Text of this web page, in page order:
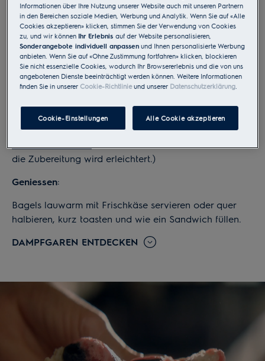
Stunde gehen lassen.
Auf dasProfiblechlegen und mit der
Brotbackfunktion imSteamerbacken: 10 min bei 150°C,
danach Temperatur auf 200°C erhöhen und noch 10
min weiter backen.
knapp siedendem Wasser ca 2 min vorgegart,
abgetropft und dann mit Ei bestrichen. Mit der
die Zubereitung wird erleichtert.)
Geniessen:
Bagels lauwarm mit Frischkäse servieren oder quer
halbieren, kurz toasten und wie ein Sandwich füllen.
DAMPFGAREN ENTDECKEN
Informationen über Ihre Nutzung unserer Website auch mit unseren Partnern
in den Bereichen soziale Medien, Werbung und Analytik. Wenn Sie auf «Alle
Cookies akzeptieren» klicken, stimmen Sie der Verwendung von Cookies
zu, und wir können Ihr Erlebnisauf der Website personalisieren,
Sonderangebote individuell anpassen und Ihnen personalisierte Werbung
anbieten. Wenn Sie auf «Ohne Zustimmung fortfahren» klicken, blockieren
Sie nicht essenzielle Cookies, wodurch Ihr Browsererlebnis und die von uns
angebotenen Dienste beeinträchtigt werden können. Weitere Informationen
finden Sie in unserer Cookie-Richtlinieund unserer Datenschutzerklärung.
Cookie-Einstellungen Alle Cookie akzeptieren